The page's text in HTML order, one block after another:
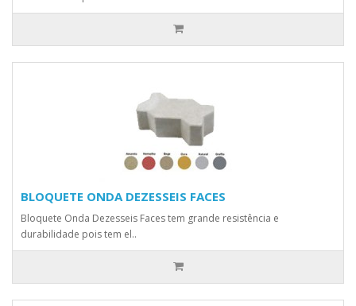
BLOQUETE ONDA DEZESSEIS FACES
Bloquete Onda Dezesseis Faces tem grande resistência e
durabilidade pois tem el..